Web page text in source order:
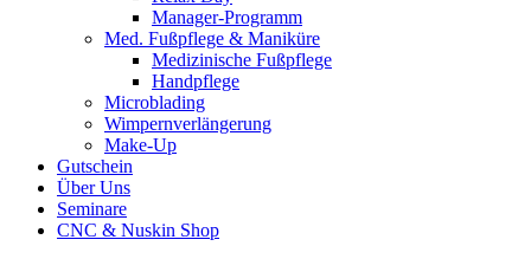
Manager-Programm
Med. Fußpflege & Maniküre
Medizinische Fußpflege
Handpflege
Microblading
Wimpernverlängerung
Make-Up
Gutschein
Über Uns
Seminare
CNC & Nuskin Shop